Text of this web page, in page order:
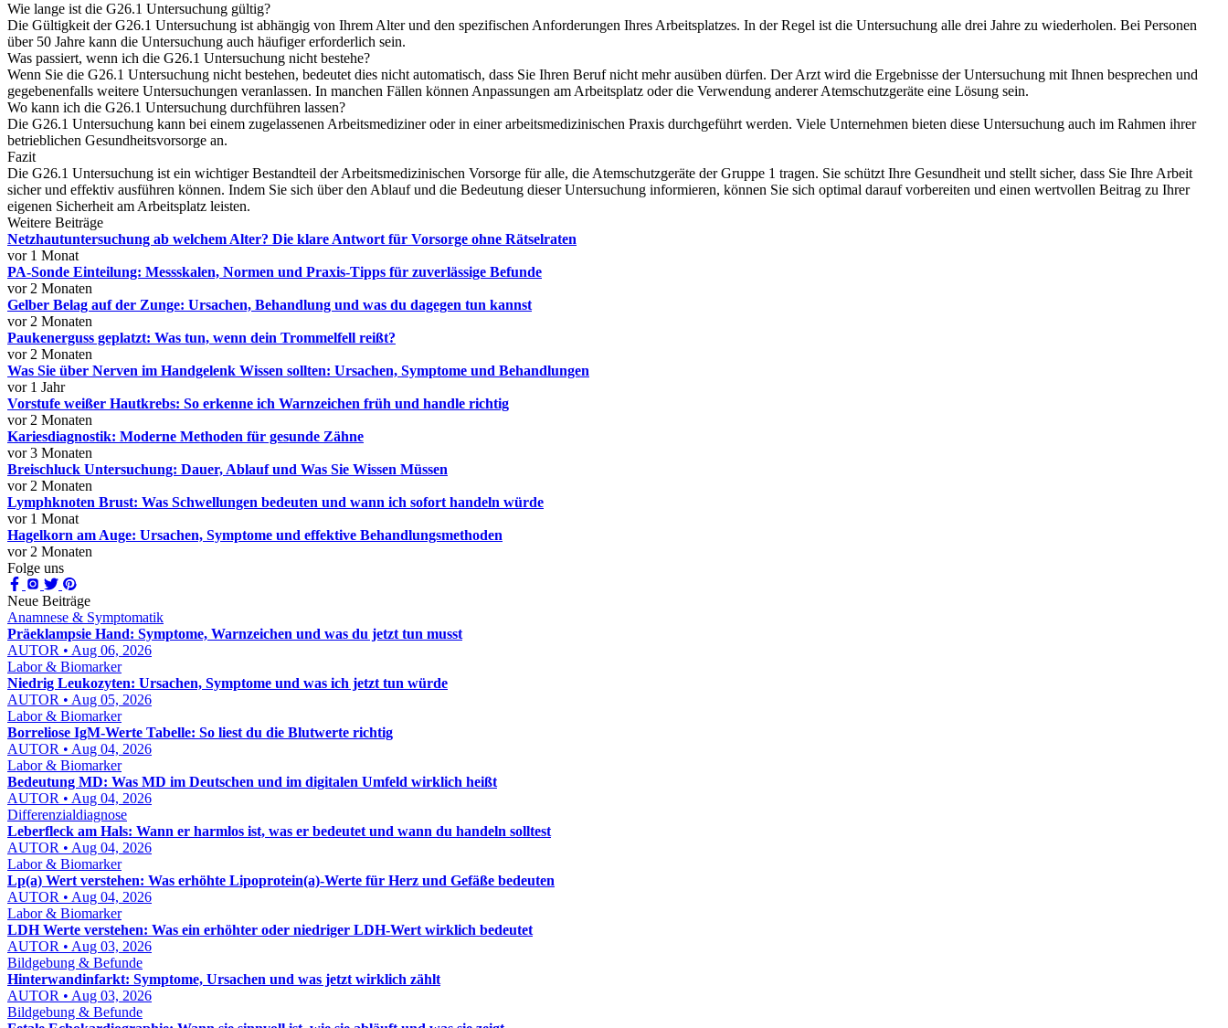
Wie lange ist die G26.1 Untersuchung gültig?
Die Gültigkeit der G26.1 Untersuchung ist abhängig von Ihrem Alter und den spezifischen Anforderungen Ihres Arbeitsplatzes. In der Regel ist die Untersuchung alle drei Jahre zu wiederholen. Bei Personen
über 50 Jahre kann die Untersuchung auch häufiger erforderlich sein.
Was passiert, wenn ich die G26.1 Untersuchung nicht bestehe?
Wenn Sie die G26.1 Untersuchung nicht bestehen, bedeutet dies nicht automatisch, dass Sie Ihren Beruf nicht mehr ausüben dürfen. Der Arzt wird die Ergebnisse der Untersuchung mit Ihnen besprechen und
gegebenenfalls weitere Untersuchungen veranlassen. In manchen Fällen können Anpassungen am Arbeitsplatz oder die Verwendung anderer Atemschutzgeräte eine Lösung sein.
Wo kann ich die G26.1 Untersuchung durchführen lassen?
Die G26.1 Untersuchung kann bei einem zugelassenen Arbeitsmediziner oder in einer arbeitsmedizinischen Praxis durchgeführt werden. Viele Unternehmen bieten diese Untersuchung auch im Rahmen ihrer
betrieblichen Gesundheitsvorsorge an.
Fazit
Die G26.1 Untersuchung ist ein wichtiger Bestandteil der Arbeitsmedizinischen Vorsorge für alle, die Atemschutzgeräte der Gruppe 1 tragen. Sie schützt Ihre Gesundheit und stellt sicher, dass Sie Ihre Arbeit
sicher und effektiv ausführen können. Indem Sie sich über den Ablauf und die Bedeutung dieser Untersuchung informieren, können Sie sich optimal darauf vorbereiten und einen wertvollen Beitrag zu Ihrer
eigenen Sicherheit am Arbeitsplatz leisten.
Weitere Beiträge
Netzhautuntersuchung ab welchem Alter? Die klare Antwort für Vorsorge ohne Rätselraten
vor 1 Monat
PA‑Sonde Einteilung: Messskalen, Normen und Praxis‑Tipps für zuverlässige Befunde
vor 2 Monaten
Gelber Belag auf der Zunge: Ursachen, Behandlung und was du dagegen tun kannst
vor 2 Monaten
Paukenerguss geplatzt: Was tun, wenn dein Trommelfell reißt?
vor 2 Monaten
Was Sie über Nerven im Handgelenk Wissen sollten: Ursachen, Symptome und Behandlungen
vor 1 Jahr
Vorstufe weißer Hautkrebs: So erkenne ich Warnzeichen früh und handle richtig
vor 2 Monaten
Kariesdiagnostik: Moderne Methoden für gesunde Zähne
vor 3 Monaten
Breischluck Untersuchung: Dauer, Ablauf und Was Sie Wissen Müssen
vor 2 Monaten
Lymphknoten Brust: Was Schwellungen bedeuten und wann ich sofort handeln würde
vor 1 Monat
Hagelkorn am Auge: Ursachen, Symptome und effektive Behandlungsmethoden
vor 2 Monaten
Folge uns
Neue Beiträge
Anamnese & Symptomatik
Präeklampsie Hand: Symptome, Warnzeichen und was du jetzt tun musst
AUTOR • Aug 06, 2026
Labor & Biomarker
Niedrig Leukozyten: Ursachen, Symptome und was ich jetzt tun würde
AUTOR • Aug 05, 2026
Labor & Biomarker
Borreliose IgM-Werte Tabelle: So liest du die Blutwerte richtig
AUTOR • Aug 04, 2026
Labor & Biomarker
Bedeutung MD: Was MD im Deutschen und im digitalen Umfeld wirklich heißt
AUTOR • Aug 04, 2026
Differenzialdiagnose
Leberfleck am Hals: Wann er harmlos ist, was er bedeutet und wann du handeln solltest
AUTOR • Aug 04, 2026
Labor & Biomarker
Lp(a) Wert verstehen: Was erhöhte Lipoprotein(a)-Werte für Herz und Gefäße bedeuten
AUTOR • Aug 04, 2026
Labor & Biomarker
LDH Werte verstehen: Was ein erhöhter oder niedriger LDH-Wert wirklich bedeutet
AUTOR • Aug 03, 2026
Bildgebung & Befunde
Hinterwandinfarkt: Symptome, Ursachen und was jetzt wirklich zählt
AUTOR • Aug 03, 2026
Bildgebung & Befunde